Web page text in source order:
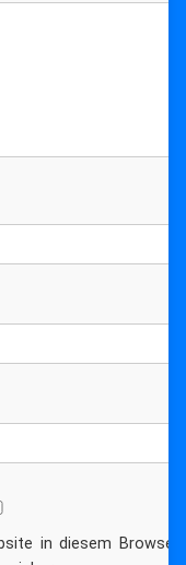
in diesem